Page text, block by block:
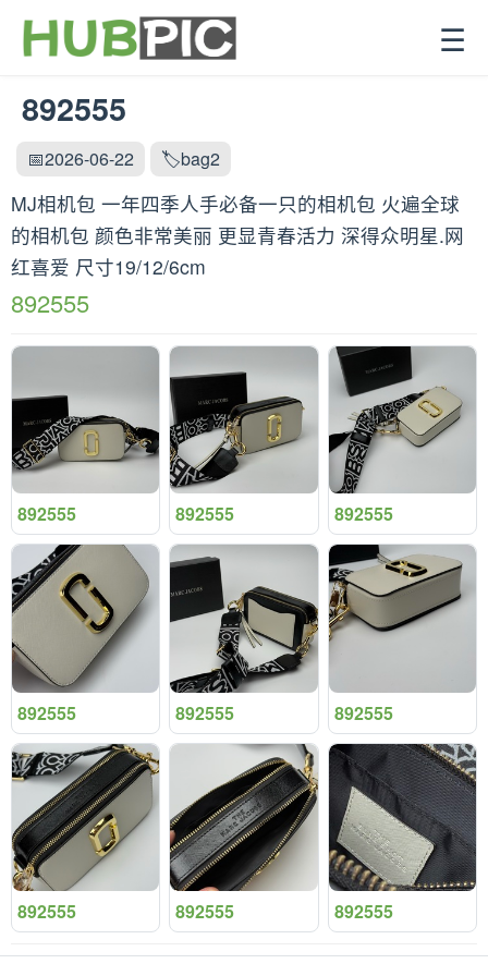
☰
892555
📅2026-06-22 🏷️bag2
MJ相机包 一年四季人手必备一只的相机包 火遍全球
的相机包 颜色非常美丽 更显青春活力 深得众明星.网
红喜爱 尺寸19/12/6cm
892555
892555 892555 892555
892555 892555 892555
892555 892555 892555